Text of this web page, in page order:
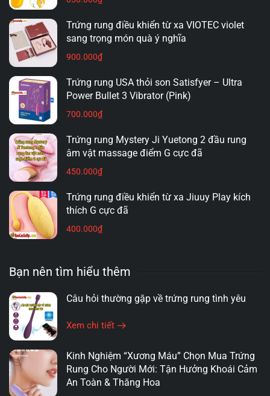
Tại Hải Phòng, nhu cầu về các sản phẩm trứng rung
đang ngày càng tăng cao, không chỉ bởi sự đa dạng
về mẫu mã mà còn bởi chất lượng vượt trội mà các
shop cung cấp. Đặc biệt, Shop Trứng Rung Hải
Phòng đã nhanh chóng khẳng định vị thế của mình
bằng việc liên tục cập nhật và mở rộng bộ sưu tập
trứng rung giá rẻ cho đến những sản phẩm cao cấp
với công nghệ hiện đại, tất cả đều được cam kết
mang lại trải nghiệm tốt nhất cho khách hàng.
dạng, shop còn chú trọng đến dịch vụ chăm sóc
được giải đáp một cách tận tình và chuyên nghiệp.
Điều này giúp khách hàng cảm thấy yên tâm và tin
tưởng khi lựa chọn mua sắm tại đây.
TRỨNG RUNG GIÁ RẺ
Trứng rung điều khiển từ xa VIOTEC violet
sang trọng món quà ý nghĩa
900.000₫
Trứng rung USA thỏi son Satisfyer – Ultra
Power Bullet 3 Vibrator (Pink)
700.000₫
Trứng rung Mystery Ji Yuetong 2 đầu rung
âm vật massage điểm G cực đã
450.000₫
Trứng rung điều khiển từ xa Jiuuy Play kích
thích G cực đã
400.000₫
Bạn nên tìm hiểu thêm
Câu hỏi thường gặp về trứng rung tình yêu
Xem chi tiết
Kinh Nghiệm “Xương Máu” Chọn Mua Trứng
Rung Cho Người Mới: Tận Hưởng Khoái Cảm
An Toàn & Thăng Hoa